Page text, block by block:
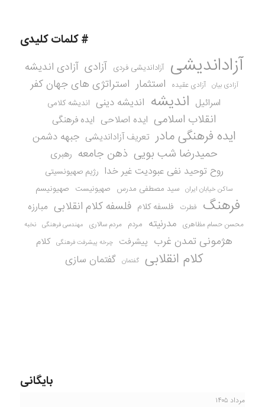
# کلمات کلیدی
آزاداندیشی آزاداندیشی فردی آزادی آزادی اندیشه
آزادی بیان آزادی عقیده استثمار استراتژی های جهان کفر
اسرائیل اندیشه اندیشه دینی اندیشه کلامی
انقلاب اسلامی ایده اصلاحی ایده فرهنگی
ایده فرهنگی مادر تعریف آزاداندیشی جبهه دشمن
حمیدرضا شب بویی ذهن جامعه رهبری
روح توحید نفی عبودیت غیر خدا رژیم صهیونسیتی
ساکن خیابان ایران سید مصطفی مدرس صهیونیست صهیونیسم
فرهنگ فطرت فلسفه کلام فلسفه کلام انقلابی مبارزه
محسن حسام مظاهری مدرنیته مردم مردم سالاری مهندسی فرهنگی نخبه
هژمونی تمدن غرب پیشرفت چرخه پیشرفت فرهنگی کلام
کلام انقلابی گفتمان گفتمان سازی
بایگانی
مرداد ۱۴۰۵